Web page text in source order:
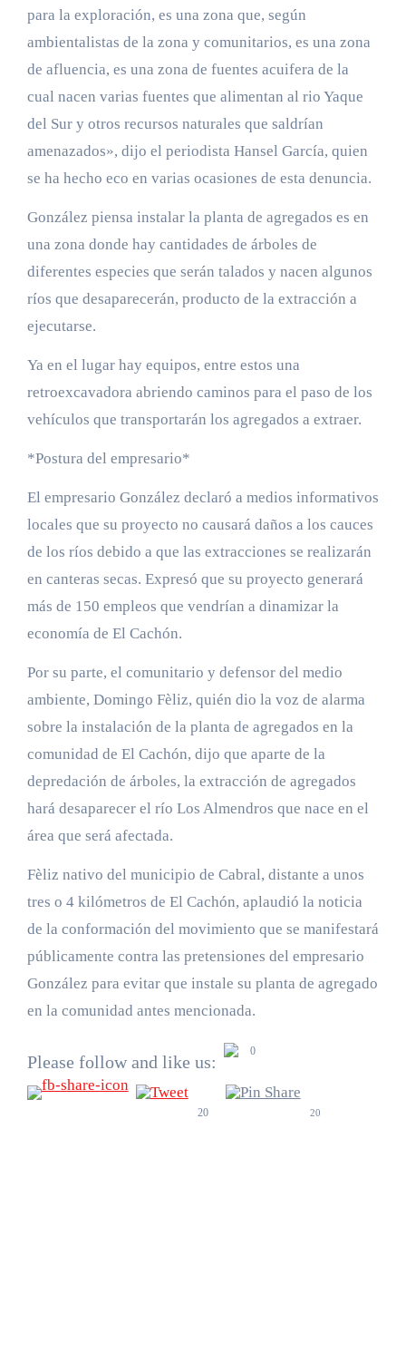
para la exploración, es una zona que, según
ambientalistas de la zona y comunitarios, es una zona
de afluencia, es una zona de fuentes acuifera de la
cual nacen varias fuentes que alimentan al rio Yaque
del Sur y otros recursos naturales que saldrían
amenazados», dijo el periodista Hansel García, quien
se ha hecho eco en varias ocasiones de esta denuncia.
González piensa instalar la planta de agregados es en
una zona donde hay cantidades de árboles de
diferentes especies que serán talados y nacen algunos
ríos que desaparecerán, producto de la extracción a
ejecutarse.
Ya en el lugar hay equipos, entre estos una
retroexcavadora abriendo caminos para el paso de los
vehículos que transportarán los agregados a extraer.
*Postura del empresario*
El empresario González declaró a medios informativos
locales que su proyecto no causará daños a los cauces
de los ríos debido a que las extracciones se realizarán
en canteras secas. Expresó que su proyecto generará
más de 150 empleos que vendrían a dinamizar la
economía de El Cachón.
Por su parte, el comunitario y defensor del medio
ambiente, Domingo Fèliz, quién dio la voz de alarma
sobre la instalación de la planta de agregados en la
comunidad de El Cachón, dijo que aparte de la
depredación de árboles, la extracción de agregados
hará desaparecer el río Los Almendros que nace en el
área que será afectada.
Fèliz nativo del municipio de Cabral, distante a unos
tres o 4 kilómetros de El Cachón, aplaudió la noticia
de la conformación del movimiento que se manifestará
públicamente contra las pretensiones del empresario
González para evitar que instale su planta de agregado
en la comunidad antes mencionada.
Please follow and like us:
0
20 20